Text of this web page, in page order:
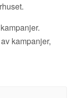
kampanjer,